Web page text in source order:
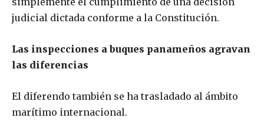
judicial dictada conforme a la Constitución.
Las inspecciones a buques panameños agravan
las diferencias
El diferendo también se ha trasladado al ámbito
marítimo internacional.